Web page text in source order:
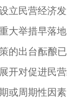
立民营经济
大举措早落地
的出台酝酿
开对促进民
或周期性因